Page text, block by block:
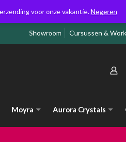
Showroom Cursussen &
Moyra Aurora Crystals
voor onze vakantie.Negeren